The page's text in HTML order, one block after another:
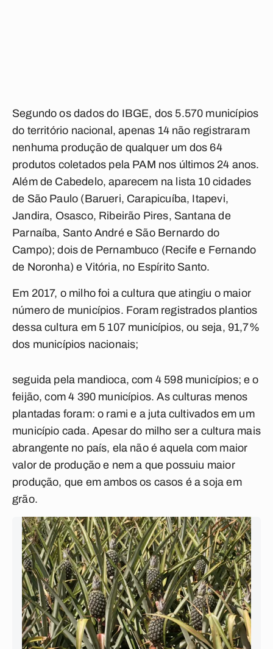
Segundo os dados do IBGE, dos 5.570 municípios
do território nacional, apenas 14 não registraram
nenhuma produção de qualquer um dos 64
produtos coletados pela PAM nos últimos 24 anos.
Além de Cabedelo, aparecem na lista 10 cidades
de São Paulo (Barueri, Carapicuíba, Itapevi,
Jandira, Osasco, Ribeirão Pires, Santana de
Parnaíba, Santo André e São Bernardo do
Campo); dois de Pernambuco (Recife e Fernando
de Noronha) e Vitória, no Espírito Santo.
Em 2017, o milho foi a cultura que atingiu o maior
número de municípios. Foram registrados plantios
dessa cultura em 5 107 municípios, ou seja, 91,7%
dos municípios nacionais;
seguida pela mandioca, com 4 598 municípios; e o
feijão, com 4 390 municípios. As culturas menos
plantadas foram: o rami e a juta cultivados em um
município cada. Apesar do milho ser a cultura mais
abrangente no país, ela não é aquela com maior
valor de produção e nem a que possuiu maior
produção, que em ambos os casos é a soja em
grão.